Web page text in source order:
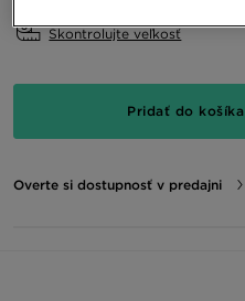
Skontrolujte veľkosť
Pridať do košíka
Overte si dostupnosť v predajni